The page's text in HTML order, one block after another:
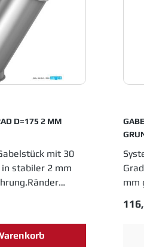
in allen
metallene
in
MM
mit 30
stabiler 2 mm
JACOB
im
und
mm